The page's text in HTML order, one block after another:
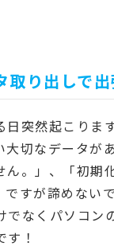
り出しで出
突然起こりま
切なデータが
。」、「初期
すが諦めない
なくパソコン
！